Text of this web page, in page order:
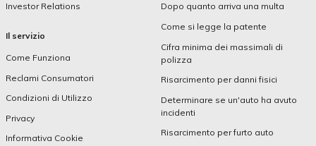
Investor Relations
Il servizio
Come Funziona
Reclami Consumatori
Condizioni di Utilizzo
Privacy
Informativa Cookie
Dopo quanto arriva una multa
Come si legge la patente
Cifra minima dei massimali di
polizza
Risarcimento per danni fisici
Determinare se un'auto ha avuto
incidenti
Risarcimento per furto auto